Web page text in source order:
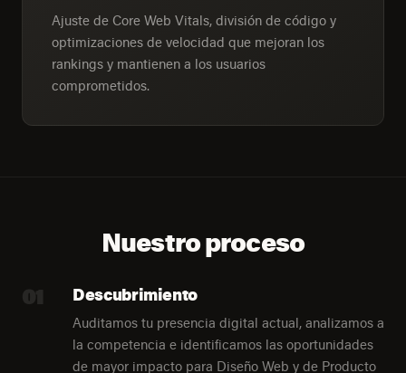
Ajuste de Core Web Vitals, división de código y
optimizaciones de velocidad que mejoran los
rankings y mantienen a los usuarios
comprometidos.
Nuestro proceso
01 Descubrimiento
Auditamos tu presencia digital actual, analizamos a
la competencia e identificamos las oportunidades
de mayor impacto para Diseño Web y de Producto